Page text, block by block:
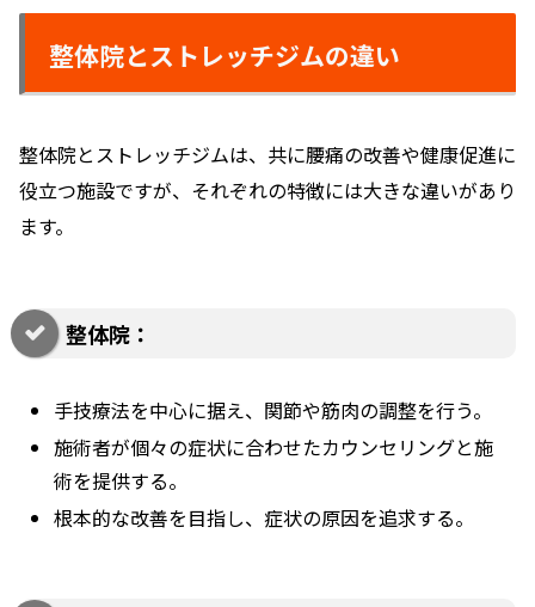
整体院とストレッチジムの違い
整体院とストレッチジムは、共に腰痛の改善や健康促進に
役立つ施設ですが、それぞれの特徴には大きな違いがあり
ます。
整体院：
手技療法を中心に据え、関節や筋肉の調整を行う。
施術者が個々の症状に合わせたカウンセリングと施
術を提供する。
根本的な改善を目指し、症状の原因を追求する。